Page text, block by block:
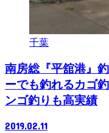
千葉
南房総『平舘港』
ーでも釣れるカゴ
ンゴ釣りも高実績
2019.02.11